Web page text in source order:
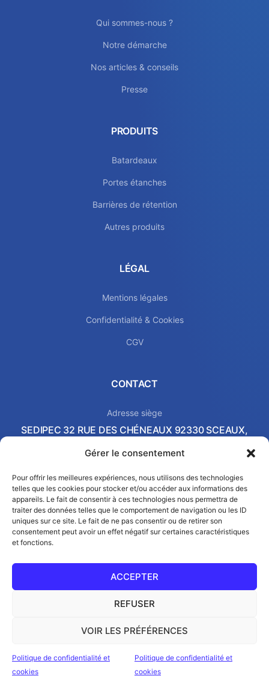
Gérer le consentement
Pour offrir les meilleures expériences, nous utilisons des technologies
telles que les cookies pour stocker et/ou accéder aux informations des
appareils. Le fait de consentir à ces technologies nous permettra de
traiter des données telles que le comportement de navigation ou les ID
uniques sur ce site. Le fait de ne pas consentir ou de retirer son
consentement peut avoir un effet négatif sur certaines caractéristiques
et fonctions.
ACCEPTER
REFUSER
VOIR LES PRÉFÉRENCES
Politique de confidentialité et
cookies
Politique de confidentialité et
cookies
Qui sommes-nous ?
Notre démarche
Nos articles & conseils
Presse
PRODUITS
Batardeaux
Portes étanches
Barrières de rétention
Autres produits
LÉGAL
Mentions légales
Confidentialité & Cookies
CGV
CONTACT
Adresse siège
SEDIPEC 32 RUE DES CHÉNEAUX 92330 SCEAUX,
Local commercial & Showroom
2 AVENUE PIERRE-GILLES DE GENNES 37540 SAINT-
CYR-SUR-LOIRE, FRANCE
Email
contact@sedipec.com